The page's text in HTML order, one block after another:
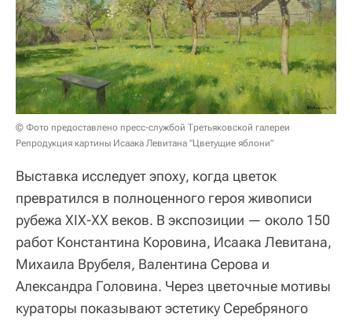
© Фото предоставлено пресс-службой Третьяковской галереи
Репродукция картины Исаака Левитана "Цветущие яблони"
Выставка исследует эпоху, когда цветок
превратился в полноценного героя живописи
рубежа XIX-XX веков. В экспозиции — около 150
работ Константина Коровина, Исаака Левитана,
Михаила Врубеля, Валентина Серова и
Александра Головина. Через цветочные мотивы
кураторы показывают эстетику Серебряного